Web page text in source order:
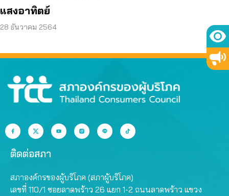
แสงอาทิตย์
28 ธันวาคม 2564
ติดต่อสภา
สภาองค์กรของผู้บริโภค (สภาผู้บริโภค)
เลขที่ 110/1 ซอยลาดพร้าว 26 แยก 1-2 ถนนลาดพร้าว แขวง